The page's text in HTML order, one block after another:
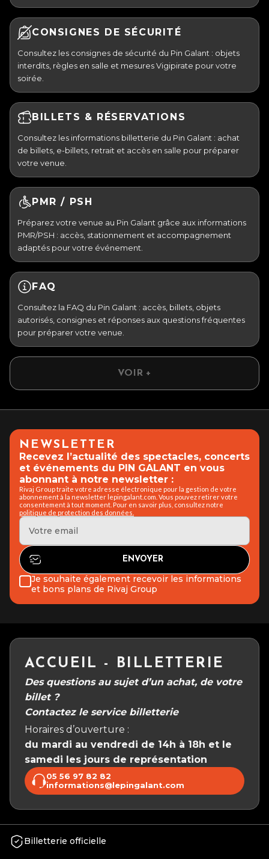
CONSIGNES DE SÉCURITÉ
Consultez les consignes de sécurité du Pin Galant : objets
interdits, règles en salle et mesures Vigipirate pour votre
soirée.
BILLETS & RÉSERVATIONS
Consultez les informations billetterie du Pin Galant : achat
de billets, e-billets, retrait et accès en salle pour préparer
votre venue.
PMR / PSH
Préparez votre venue au Pin Galant grâce aux informations
PMR/PSH : accès, stationnement et accompagnement
adaptés pour votre événement.
FAQ
Consultez la FAQ du Pin Galant : accès, billets, objets
autorisés, consignes et réponses aux questions fréquentes
pour préparer votre venue.
VOIR +
NEWSLETTER
Recevez l’actualité des spectacles, concerts
et événements du PIN GALANT en vous
abonnant à notre newsletter :
Rivaj Group traite votre adresse électronique pour la gestion de votre
abonnement à la newsletter lepingalant.com. Vous pouvez retirer votre
consentement à tout moment. Pour en savoir plus, consultez notre
politique de protection des données.
Je souhaite également recevoir les informations
et bons plans de Rivaj Group
ACCUEIL - BILLETTERIE
Des questions au sujet d’un achat, de votre
billet ?
Contactez le service billetterie
Horaires d’ouverture :
du mardi au vendredi de 14h à 18h et le
samedi les jours de représentation
05 56 97 82 82
informations@lepingalant.com
Billetterie officielle